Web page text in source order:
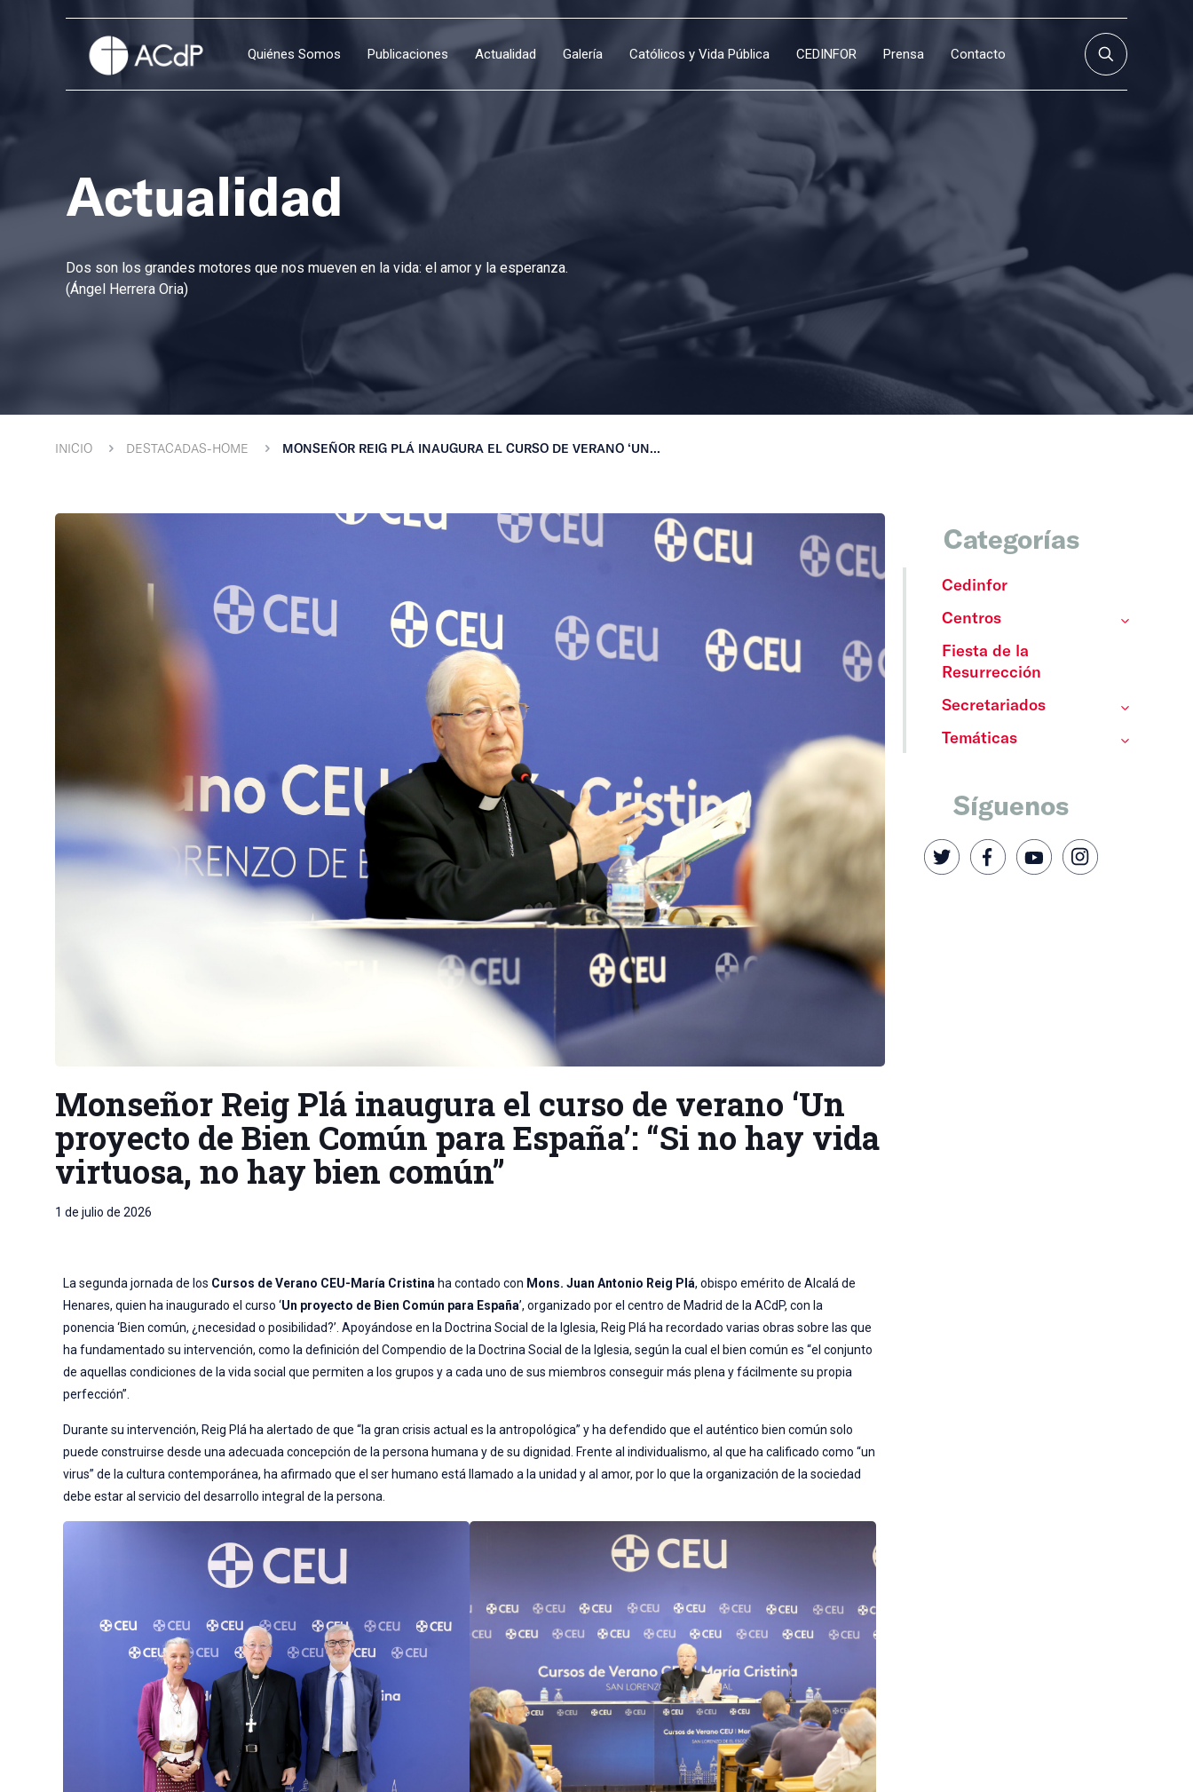
Quiénes Somos Publicaciones Actualidad Galería Católicos y Vida Pública CEDINFOR Prensa Contacto
Actualidad
Dos son los grandes motores que nos mueven en la vida: el amor y la esperanza.
(Ángel Herrera Oria)
INICIO DESTACADAS-HOME MONSEÑOR REIG PLÁ INAUGURA EL CURSO DE VERANO ‘UN...
Monseñor Reig Plá inaugura el curso de verano ‘Un
proyecto de Bien Común para España’: “Si no hay vida
virtuosa, no hay bien común”
1 de julio de 2026
La segunda jornada de los Cursos de Verano CEU-María Cristina ha contado con Mons. Juan Antonio Reig Plá, obispo emérito de Alcalá de
Henares, quien ha inaugurado el curso ‘Un proyecto de Bien Común para España’, organizado por el centro de Madrid de la ACdP, con la
ponencia ‘Bien común, ¿necesidad o posibilidad?’. Apoyándose en la Doctrina Social de la Iglesia, Reig Plá ha recordado varias obras sobre las que
ha fundamentado su intervención, como la definición del Compendio de la Doctrina Social de la Iglesia, según la cual el bien común es “el conjunto
de aquellas condiciones de la vida social que permiten a los grupos y a cada uno de sus miembros conseguir más plena y fácilmente su propia
perfección”.
Durante su intervención, Reig Plá ha alertado de que “la gran crisis actual es la antropológica” y ha defendido que el auténtico bien común solo
puede construirse desde una adecuada concepción de la persona humana y de su dignidad. Frente al individualismo, al que ha calificado como “un
virus” de la cultura contemporánea, ha afirmado que el ser humano está llamado a la unidad y al amor, por lo que la organización de la sociedad
debe estar al servicio del desarrollo integral de la persona.
Categorías
Cedinfor
Centros
Fiesta de la
Resurrección
Secretariados
Temáticas
Síguenos